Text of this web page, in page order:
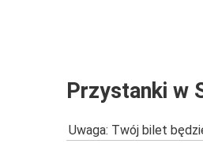
Przystanki w
Uwaga: Twój bilet